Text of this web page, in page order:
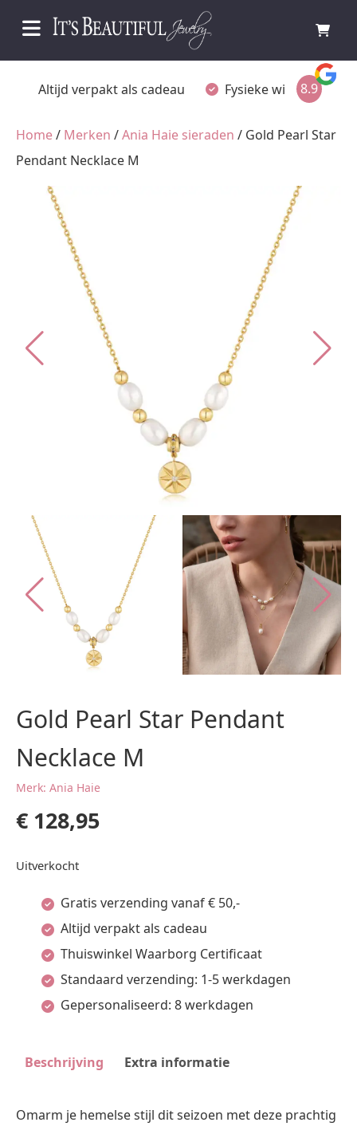
Fysieke winkel in Ommen Gratis achteraf betalen
8.9
Home/ Merken /Ania Haie sieraden / Gold Pearl Star
Pendant Necklace M
Gold Pearl Star Pendant
Necklace M
Merk: Ania Haie
€ 128,95
Uitverkocht
Gratis verzending vanaf € 50,-
Altijd verpakt als cadeau
Thuiswinkel Waarborg Certificaat
Standaard verzending: 1-5 werkdagen
Gepersonaliseerd: 8 werkdagen
Beschrijving Extra informatie
Omarm je hemelse stijl dit seizoen met deze prachtig